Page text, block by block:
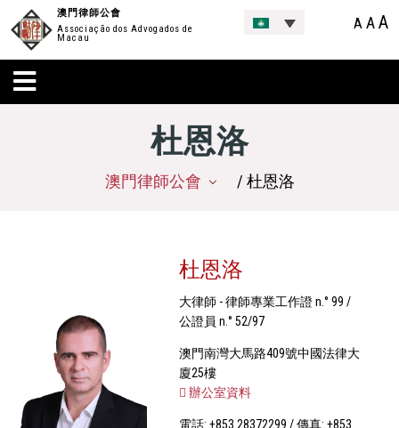
澳門律師公會
Associação dos Advogados de
Macau
A AA
杜恩洛
澳門律師公會 / 杜恩洛
杜恩洛
大律師 - 律師專業工作證 n.° 99 /
公證員 n.° 52/97
澳門南灣大馬路409號中國法律大
廈25樓
辦公室資料
電話: +853 28372299 / 傳真: +853